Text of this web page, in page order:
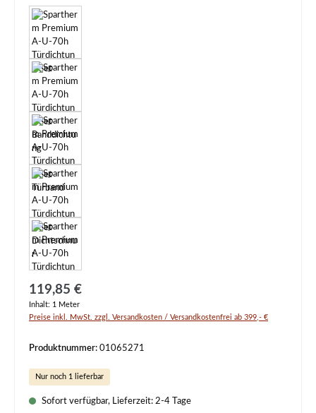
Regulärer Preis:
119,85 €
Inhalt: 1 Meter
Preise inkl. MwSt. zzgl. Versandkosten / Versandkostenfrei ab 399,- €
Produktnummer: 01065271
Nur noch 1 lieferbar
Sofort verfügbar, Lieferzeit: 2-4 Tage